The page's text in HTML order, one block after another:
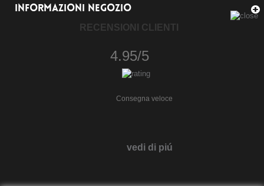
INFORMAZIONI NEGOZIO
RECENSIONI CLIENTI
4.95/5
Consegna veloce
vedi di piú